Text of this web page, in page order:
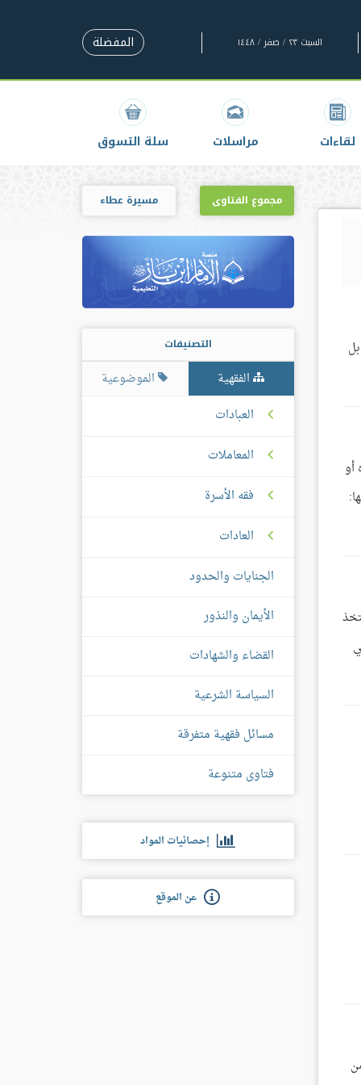
السبت ٢٣ / صفر / ١٤٤٨ المفضلة
لقاءات مراسلات سلة التسوق
أو
مجموع الفتاوى مسيرة عطاء
التصنيفات
الفقهية
الموضوعية
العبادات
المعاملات
فقه الأسرة
العادات
الجنايات والحدود
الأيمان والنذور
القضاء والشهادات
السياسة الشرعية
مسائل فقهية متفرقة
فتاوى متنوعة
إحصائيات المواد
عن الموقع